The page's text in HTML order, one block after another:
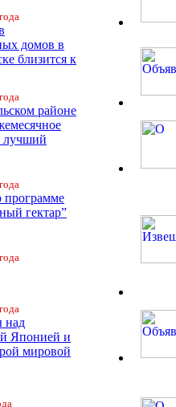
домов в
близится к
районе
лучший
программе
гектар”
над
Японией и
мировой